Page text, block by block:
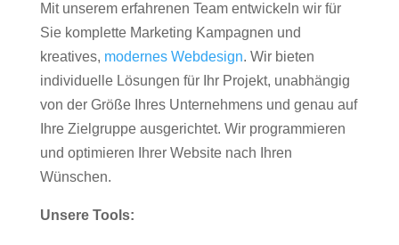
Mit unserem erfahrenen Team entwickeln wir für
Sie komplette Marketing Kampagnen und
kreatives, modernes Webdesign. Wir bieten
individuelle Lösungen für Ihr Projekt, unabhängig
von der Größe Ihres Unternehmens und genau auf
Ihre Zielgruppe ausgerichtet. Wir programmieren
und optimieren Ihrer Website nach Ihren
Wünschen.
Unsere Tools: